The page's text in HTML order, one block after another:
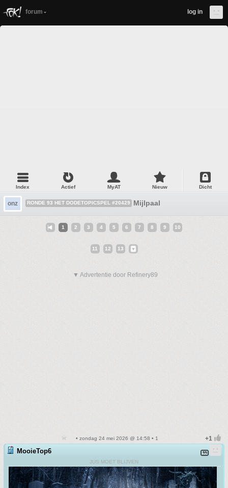
forum log in
Index Actief MyAT Nieuw Dicht
onz RONDE 93 HET DODETOPICSPEL #20429 Mijlpaal
1 2 3 4 5 6 7 8 9 10
11 12 13
▼ Advertentie door Refinery89
• zondag 24 mei 2026 @ 14:58 • 1
MooieTop6
JUS MOET BLIJVEN